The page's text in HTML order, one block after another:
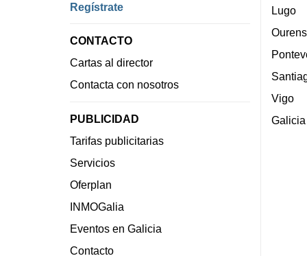
Regístrate
CONTACTO
Cartas al director
Contacta con nosotros
PUBLICIDAD
Tarifas publicitarias
Servicios
Oferplan
INMOGalia
Eventos en Galicia
Contacto
Lugo
Vigo